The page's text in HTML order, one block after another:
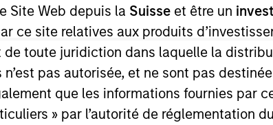
Site Web depuis la Suisse et être un
ce site relatives aux produits
de toute juridiction dans laquelle la
pas autorisée, et ne sont pas
que les informations fournies par
» par l’autorité de réglementation
of their respective owners. The information
clicking on any links shown here, you agree that
and the inclusion of any hyperlink is not and
of any information contained in any hyperlinked
site